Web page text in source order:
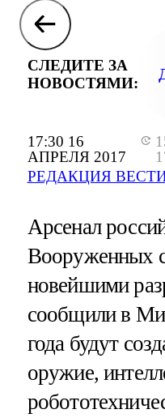
17:30 16
АПРЕЛЯ 2017
РЕДАКЦИЯ
СЛЕДИТЕ ЗА
НОВОСТЯМИ:
Арсенал
Вооруженных
новейшими
сообщили в
года будут
оружие,